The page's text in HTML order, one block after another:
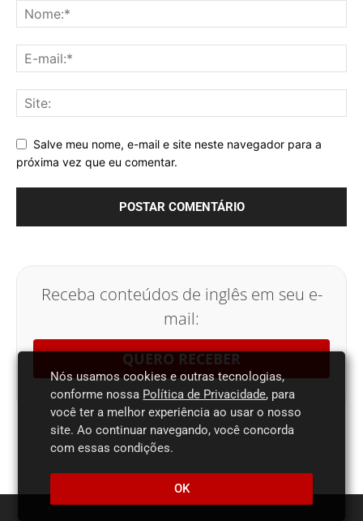
Salve meu nome, e-mail e site neste navegador para a
próxima vez que eu comentar.
Receba conteúdos de inglês em seu e-
mail:
QUERO RECEBER
Nós usamos cookies e outras tecnologias,
conforme nossa Política de Privacidade, para
você ter a melhor experiência ao usar o nosso
site. Ao continuar navegando, você concorda
com essas condições.
OK